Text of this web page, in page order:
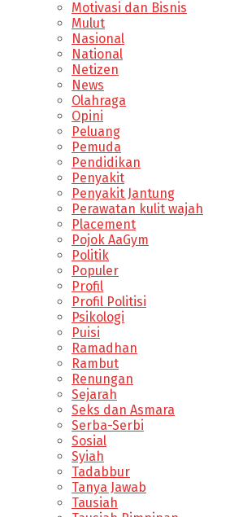
Motivasi dan Bisnis
Mulut
Nasional
National
Netizen
News
Olahraga
Opini
Peluang
Pemuda
Pendidikan
Penyakit
Penyakit Jantung
Perawatan kulit wajah
Placement
Pojok AaGym
Politik
Populer
Profil
Profil Politisi
Psikologi
Puisi
Ramadhan
Rambut
Renungan
Sejarah
Seks dan Asmara
Serba-Serbi
Sosial
Syiah
Tadabbur
Tanya Jawab
Tausiah